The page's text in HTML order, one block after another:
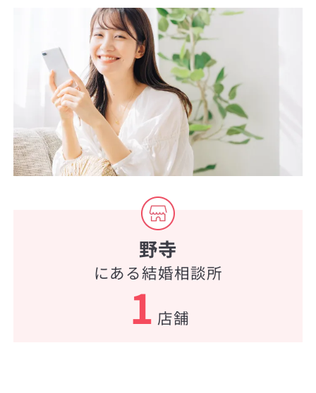
野寺
にある結婚相談所
1 店舗